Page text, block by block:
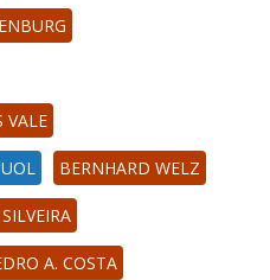
VALE
BERNHARD WELZ
A. COSTA